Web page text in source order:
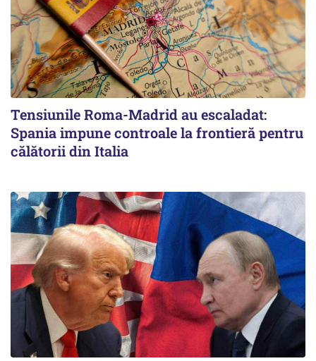
Tensiunile Roma-Madrid au escaladat:
Spania impune controale la frontieră pentru
călătorii din Italia